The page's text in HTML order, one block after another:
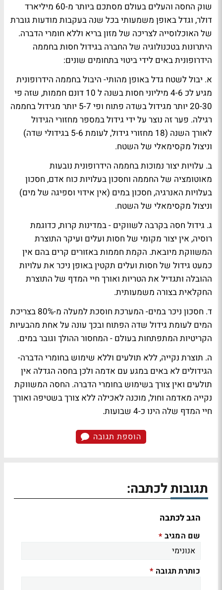
שוק החסה והעלים בעולם מסתכם ביותר מ-60 מיליארד
דולר, וגדל באופן משמעותי בכל שנה בעקבות מודעות גוברת
של האוכלוסייה לצריכה של מזון בריא וללא חומרי הדברה.
היתרונות בטכנולוגיה של החברה בגידול חסות בחממה
הידרופונית באים לידי ביטוי בתחומים שונים:
א. יבול לשטח גדל באופן מהותי- היבול בחממה הידרופונית
מגיע לכ 4-6 מיליוני חסות בשנה ל 10 דונם חממות, שזה פי
20-30 יותר מגידול בשדה פתוח ופי 5-7 יותר מגידול בחממה
רגילה. פער זה נוצר על ידי גידול במספר מחזורי הגידול
לאורך השנה (18 מחזורי גידול, לעומת 5-6 בגידולי שדה)
וניצול מקסימאלי של השטח.
ב. עלויות יצור נמוכות בחממה הידרופונית נובעות
מאוטומציה של החממה וחסכון בעלויות כוח אדם, חסכון
בעלויות האנרגיה, חסכון במים (אין אידוי וספיגה של מים)
וניצול מקסימאלי של השטח.
ג. גידול חסה בקרבה לשווקים - במדינות קרות, כדוגמת
רוסיה, אין יצור מקומי של חסות ועלים ועיקר התוצרת
המשווקת מיובאת. הקמת חממות באזורים קרים בהם אין
כמעט גידול של חסות ועלים תקטין באופן ניכר את עלויות
ההובלה ותגדיל את הטריות ואורך חיי המדף של התוצרת
החקלאית בצורה משמעותית.
ד. חסכון ניכר במים- המערכת חוסכת למעלה מ-80% בצריכת
המים לעומת גידול שדה הפתוח ובכך עונה על אחת מהבעיות
הקריטיות המתפתחות בעולם - המחסור ההולך וגובר במים.
ה. תוצרת נקייה, ללא תולעים וללא שימוש בחומרי הדברה-
הגידולים לא באים במגע עם אדמה ולכן בחסה הגדלה אין
תולעים ואין צורך בשימוש בחומרי הדברה. החסה המשווקת
נקייה מאדמה וחול, מוכנה לאכילה ללא צורך בשטיפה ואורך
חיי המדף שלה הינו כ-4 שבועות.
הוספת תגובה
תגובות לכתבה:
הגב לכתבה
שם המגיב *
כותרת תגובה *